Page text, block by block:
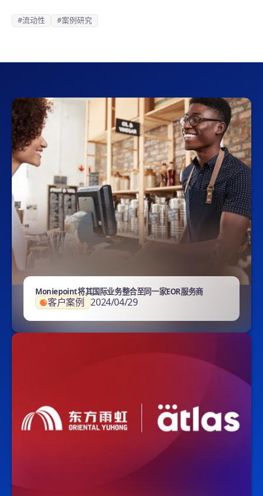
#流动性 #案例研究
Moniepoint将其国际业务整合至同一家EOR服务商
客户案例 2024/04/29